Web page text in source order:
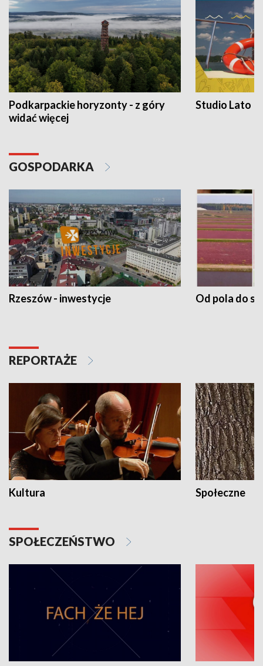
Podkarpackie horyzonty - z góry
widać więcej
Studio Lato
GOSPODARKA
Rzeszów - inwestycje Od pola do
REPORTAŻE
Kultura Społeczne
SPOŁECZEŃSTWO